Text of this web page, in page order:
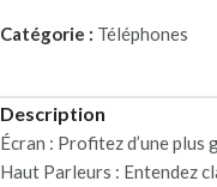
Catégorie : Téléphones
Description
Écran : Profitez d’une plus
Haut Parleurs : Entendez